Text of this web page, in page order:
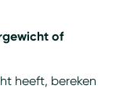
of
heeft, bereken